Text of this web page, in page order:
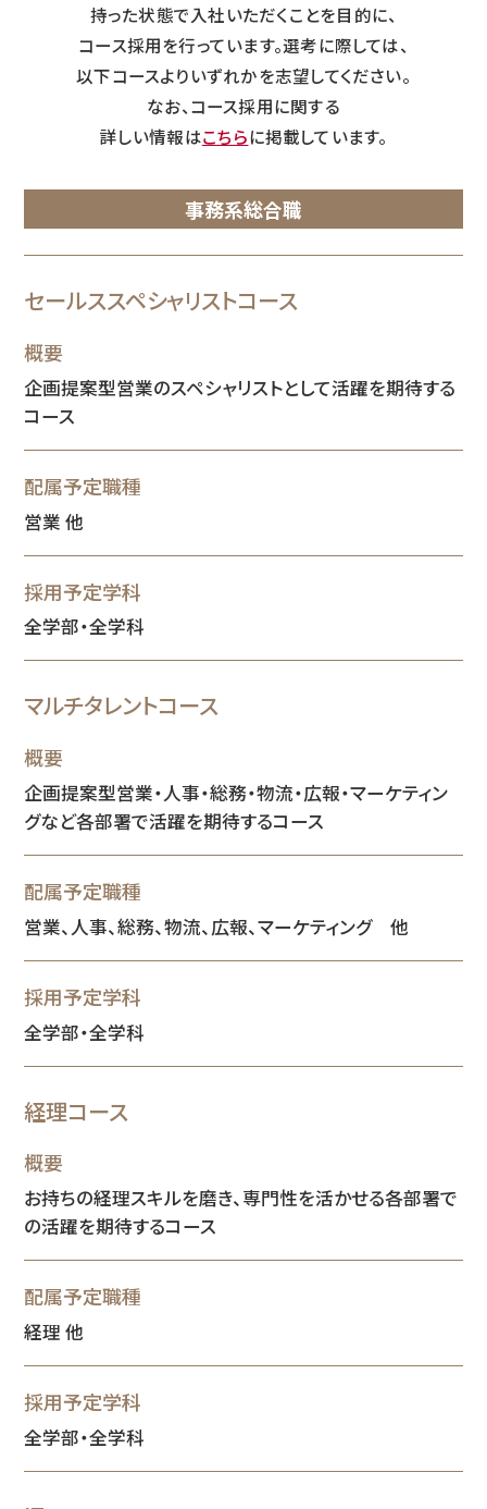
持った状態で入社いただくことを目的に、
コース採用を行っています。選考に際しては、
以下コースよりいずれかを志望してください。
なお、コース採用に関する
詳しい情報はこちらに掲載しています。
事務系総合職
セールススペシャリストコース
概要
企画提案型営業のスペシャリストとして活躍を期待する
コース
配属予定職種
営業 他
採用予定学科
全学部・全学科
マルチタレントコース
概要
企画提案型営業・人事・総務・物流・広報・マーケティン
グなど各部署で活躍を期待するコース
配属予定職種
営業、人事、総務、物流、広報、マーケティング 他
採用予定学科
全学部・全学科
経理コース
概要
お持ちの経理スキルを磨き、専門性を活かせる各部署で
の活躍を期待するコース
配属予定職種
経理 他
採用予定学科
全学部・全学科